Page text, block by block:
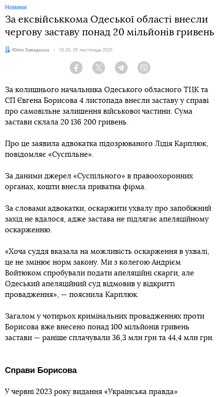
Новини
За ексвійськкома Одеської області внесли
чергову заставу понад 20 мільйонів гривень
Автор:Юлія Завадська Дата:
18:29, 05 листопада 2025
Facebook Twitter Telegram
За колишнього начальника Одеського обласного ТЦК та
СП Євгена Борисова 4 листопада внесли заставу у справі
про самовільне залишення військової частини. Сума
застави склала 20 136 200 гривень.
Про це заявила адвокатка підозрюваного Лідія Карплюк,
повідомляє «Суспільне».
За даними джерел «Суспільного» в правоохоронних
органах, кошти внесла приватна фірма.
За словами адвокатки, оскаржити ухвалу про запобіжний
захід не вдалося, адже застава не підлягає апеляційному
оскарженню.
«Хоча суддя вказала на можливість оскарження в ухвалі,
це не змінює норм закону. Ми з колегою Андрієм
Войтюком спробували подати апеляційні скарги, але
Одеський апеляційний суд відмовив у відкритті
провадження», — пояснила Карплюк.
Загалом у чотирьох кримінальних провадженнях проти
Борисова вже внесено понад 100 мільйонів гривень
застави — раніше сплачували 36,3 млн грн та 44,4 млн грн.
Справи Борисова
У червні 2023 року видання «Українська правда»